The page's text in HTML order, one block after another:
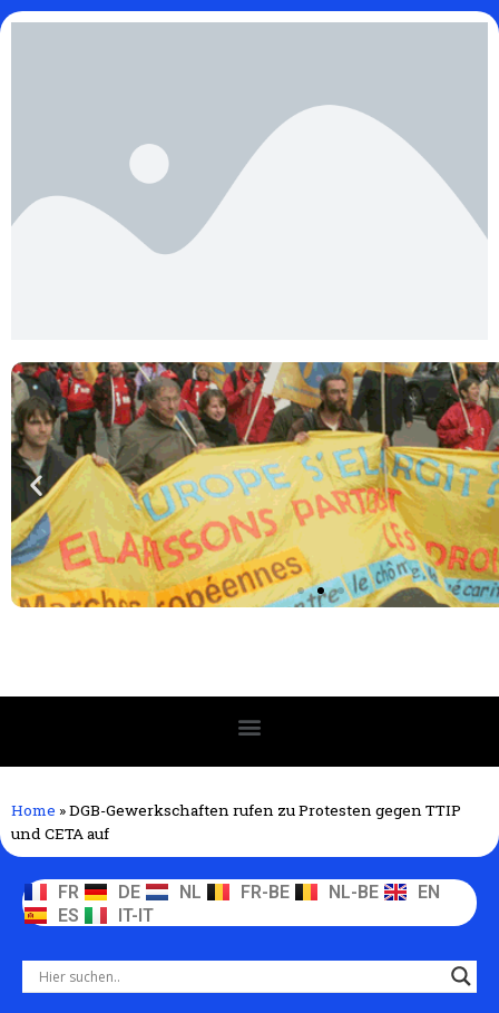
Home »DGB-Gewerkschaften rufen zu Protesten gegen TTIP
und CETA auf
FR DE NL FR-BE NL-BE
EN
ES
IT-IT